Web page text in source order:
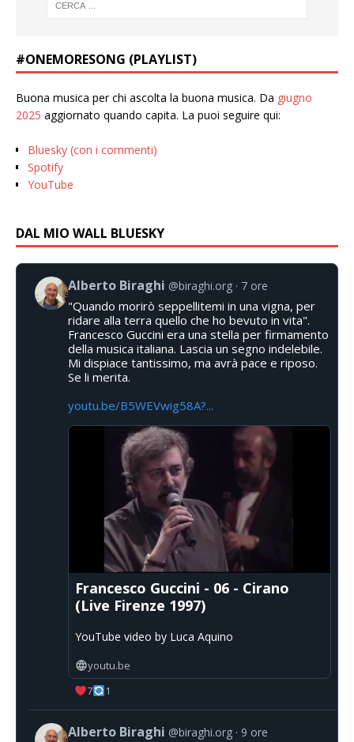
#ONEMORESONG (PLAYLIST)
Buona musica per chi ascolta la buona musica. Da giugno
2025 aggiornato quando capita. La puoi seguire qui:
Bluesky (con i commenti)
Spotify
YouTube
DAL MIO WALL BLUESKY
Alberto Biraghi @biraghi.org 7 ore
"Quando morirò seppellitemi in una vigna, per
ridare alla terra quello che ho bevuto in vita".
Francesco Guccini era una stella per firmamento
della musica italiana. Lascia un segno indelebile.
Mi dispiace tantissimo, ma avrà pace e riposo.
Se li merita.
youtu.be/B5WEVwig58A?...
Francesco Guccini - 06 - Cirano
(Live Firenze 1997)
YouTube video by Luca Aquino
youtu.be
7
1
Alberto Biraghi @biraghi.org 9 ore